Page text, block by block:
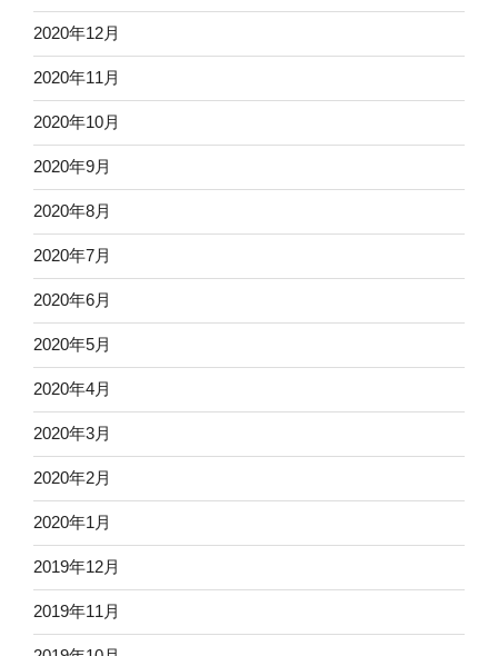
2020年12月
2020年11月
2020年10月
2020年9月
2020年8月
2020年7月
2020年6月
2020年5月
2020年4月
2020年3月
2020年2月
2020年1月
2019年12月
2019年11月